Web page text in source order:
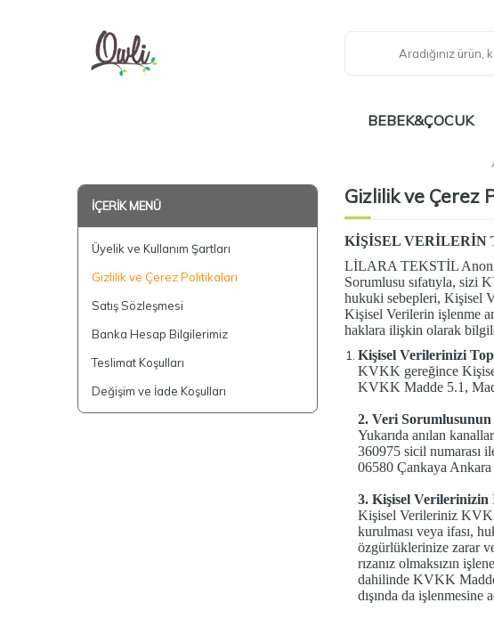
BEBEK&ÇOCUK
İÇERIK MENÜ
Üyelik ve Kullanım Şartları
Gizlilik ve Çerez Politikaları
Satış Sözleşmesi
Banka Hesap Bilgilerimiz
Teslimat Koşulları
Değişim ve İade Koşulları
Gizlilik ve Çerez
KİŞİSEL VERİLERİN
LİLARA TEKSTİL
Sorumlusu sıfatıyla, sizi
hukuki sebepleri, Kişisel
Kişisel Verilerin işlenme
haklara ilişkin olarak
Kişisel Verilerinizi
KVKK gereğince
KVKK Madde 5.1,
2. Veri
Yukarıda anılan
360975 sicil numarası
06580 Çankaya
3. Kişisel Verilerinizin
Kişisel Verileriniz
kurulması veya ifası,
özgürlüklerinize zarar
rızanız olmaksızın
dahilinde KVKK Madde
dışında da işlenmesine